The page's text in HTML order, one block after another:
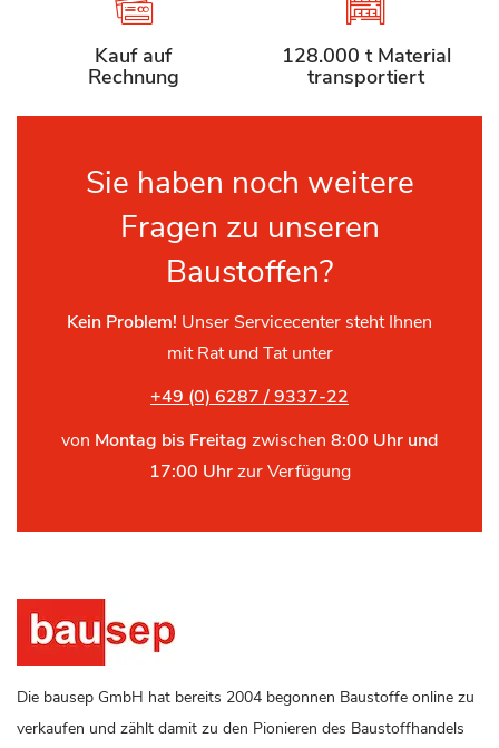
Kauf auf
Rechnung
128.000 t Material
transportiert
Sie haben noch weitere
Fragen zu unseren
Baustoffen?
Kein Problem! Unser Servicecenter steht Ihnen
mit Rat und Tat unter
+49 (0) 6287 / 9337-22
von Montag bis Freitag zwischen 8:00 Uhr und
17:00 Uhrzur Verfügung
Die bausep GmbH hat bereits 2004 begonnen Baustoffe online zu
verkaufen und zählt damit zu den Pionieren des Baustoffhandels